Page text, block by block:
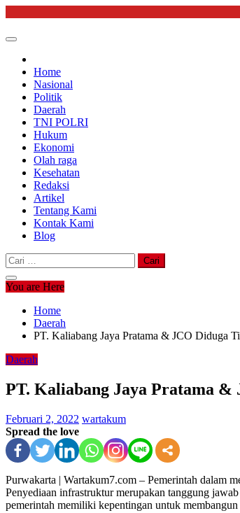
content
Home
Nasional
Politik
Daerah
TNI POLRI
Hukum
Ekonomi
Olah raga
Kesehatan
Redaksi
Artikel
Tentang Kami
Kontak Kami
Blog
Cari
untuk:
You are Here
Home
Daerah
PT. Kaliabang Jaya Pratama & JCO Diduga
Daerah
PT. Kaliabang Jaya Pratama
Februari 2, 2022 wartakum
Spread the love
Purwakarta | Wartakum7.com – Pemerintah dalam
Penyediaan infrastruktur merupakan tanggung
pemerintah memiliki kepentingan untuk